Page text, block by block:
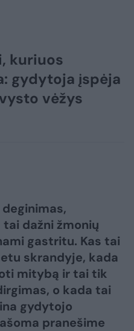
kuriuos
gydytoja įspėja
vėžys
dažni žmonių
gastritu. Kas tai
skrandyje, kada
mitybą ir tai tik
o kada tai
gydytojo
pranešime